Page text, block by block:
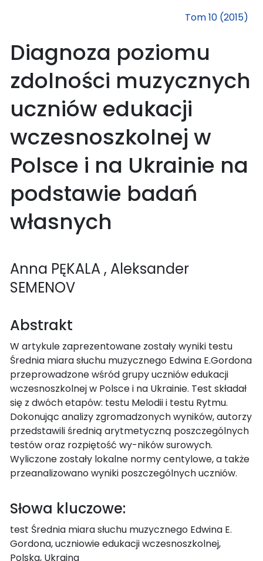
Tom 10 (2015)
Diagnoza poziomu
zdolności muzycznych
uczniów edukacji
wczesnoszkolnej w
Polsce i na Ukrainie na
podstawie badań
własnych
Anna PĘKALA, Aleksander
SEMENOV
Abstrakt
W artykule zaprezentowane zostały wyniki testu
Średnia miara słuchu muzycznego Edwina E.Gordona
przeprowadzone wśród grupy uczniów edukacji
wczesnoszkolnej w Polsce i na Ukrainie. Test składał
się z dwóch etapów: testu Melodii i testu Rytmu.
Dokonując analizy zgromadzonych wyników, autorzy
przedstawili średnią arytmetyczną poszczególnych
testów oraz rozpiętość wy-ników surowych.
Wyliczone zostały lokalne normy centylowe, a także
przeanalizowano wyniki poszczególnych uczniów.
Słowa kluczowe:
test Średnia miara słuchu muzycznego Edwina E.
Gordona, uczniowie edukacji wczesnoszkolnej,
Polska, Ukraina